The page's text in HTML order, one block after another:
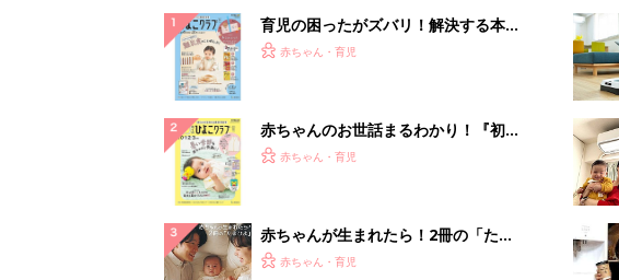
育児の困ったがズバリ！解決する本
『ひよこクラブ 秋号』 4カ月～2才
赤ちゃん・育児
赤ちゃんのお世話まるわかり！『初め
てのひよこクラブ 夏号』〈巻頭大特
解決テク
赤ちゃん・育児
赤ちゃんが生まれたら！2冊の「たま
ひよ」
赤ちゃん・育児